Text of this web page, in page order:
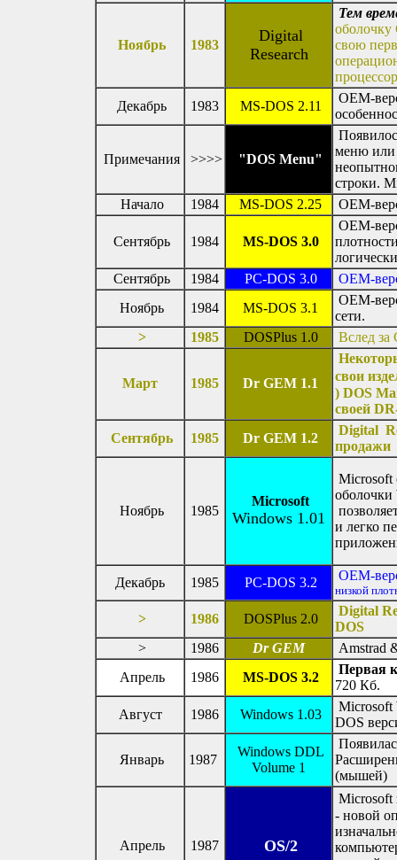
Ноябрь 1983
Digital
Research
Тем
свою
Декабрь
1983 MS-DOS 2.11
OEM-
Примечания >>>> "DOS Menu"
меню или
строки.
Начало
1984 MS-DOS 2.25 OEM-
Сентябрь 1984 MS-DOS 3.0
OEM-
Сентябрь
1984 PC-DOS 3.0
OEM-
Ноябрь
1984 MS-DOS 3.1
OEM-
сети.
>
1985 DOSPlus 1.0 Вслед за
Март 1985 Dr GEM 1.1
свои
) DOS
своей
Сентябрь
1985 Dr GEM 1.2
Digital
продажи
Ноябрь 1985
Microsoft
Windows 1.01
Microsoft
и легко
Декабрь 1985 PC-DOS 3.2 OEM-
низкой
> 1986 DOSPlus 2.0
Digital
DOS
>
1986 Dr GEM
Amstrad
Апрель
1986 MS-DOS 3.2
Первая
720 Кб.
Август
1986 Windows 1.03
Microsoft
DOS
Январь 1987
Windows DDL
Volume 1
(мышей)
Апрель 1987 OS/2
Microsoft
- новой